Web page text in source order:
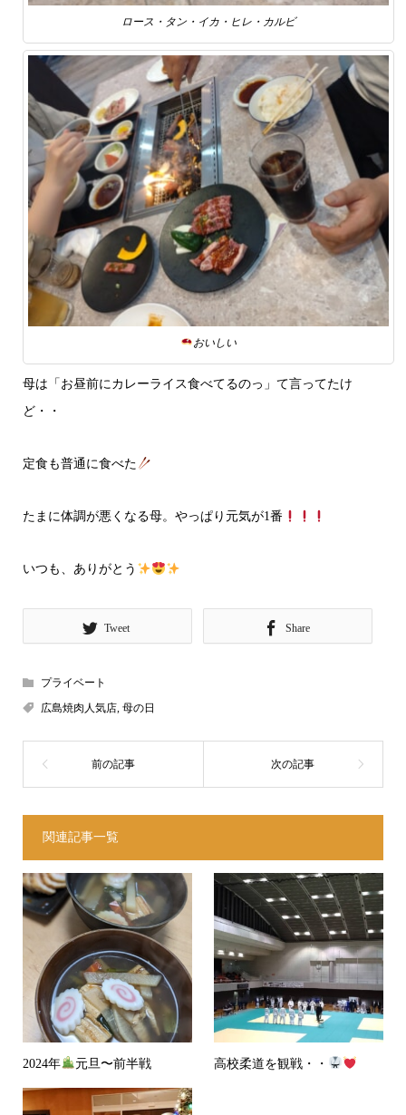
ロース・タン・イカ・ヒレ・カルビ
おいしい
母は「お昼前にカレーライス食べてるのっ」て言ってたけ
ど・・
定食も普通に食べた
たまに体調が悪くなる母。やっぱり元気が1番
いつも、ありがとう
Tweet Share
プライベート
広島焼肉人気店, 母の日
関連記事一覧
2024年 元旦〜前半戦 高校柔道を観戦・・